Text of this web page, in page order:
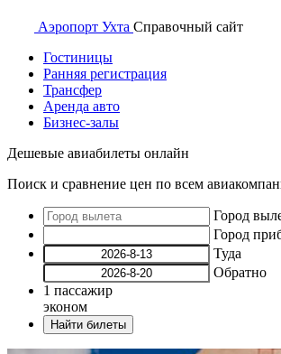
Аэропорт Ухта Справочный сайт
Гостиницы
Ранняя регистрация
Трансфер
Аренда авто
Бизнес-залы
Дешевые авиабилеты онлайн
Поиск и сравнение цен по всем
Город
Город
Туда
Обратно
1 пассажир
эконом
Найти билеты